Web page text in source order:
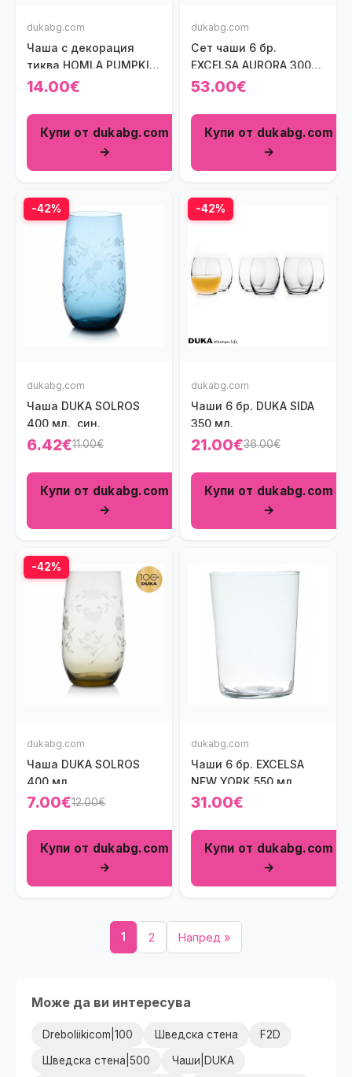
dukabg.com
Чаша с декорация
тиква HOMLA PUMPKIN
350 мл.
14.00€
Купи от dukabg.com
→
dukabg.com
Сет чаши 6 бр.
EXCELSA AURORA 300
мл.
53.00€
Купи от dukabg.com
→
-42%
dukabg.com
Чаша DUKA SOLROS
400 мл., син.
6.42€11.00€
Купи от dukabg.com
→
-42%
dukabg.com
Чаши 6 бр. DUKA SIDA
350 мл.
21.00€36.00€
Купи от dukabg.com
→
-42%
dukabg.com
Чаша DUKA SOLROS
400 мл.
7.00€12.00€
Купи от dukabg.com
→
dukabg.com
Чаши 6 бр. EXCELSA
NEW YORK 550 мл.
31.00€
Купи от dukabg.com
→
1 2 Напред »
Може да ви интересува
Dreboliikicom|100 Шведска стена F2D
Шведска стена|500 Чаши|DUKA